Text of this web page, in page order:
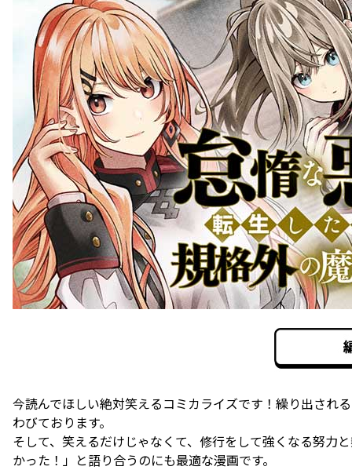
今読んでほしい絶対笑えるコミカライズです！繰り出され
わびております。
そして、笑えるだけじゃなくて、修行をして強くなる努力
かった！」と語り合うのにも最適な漫画です。